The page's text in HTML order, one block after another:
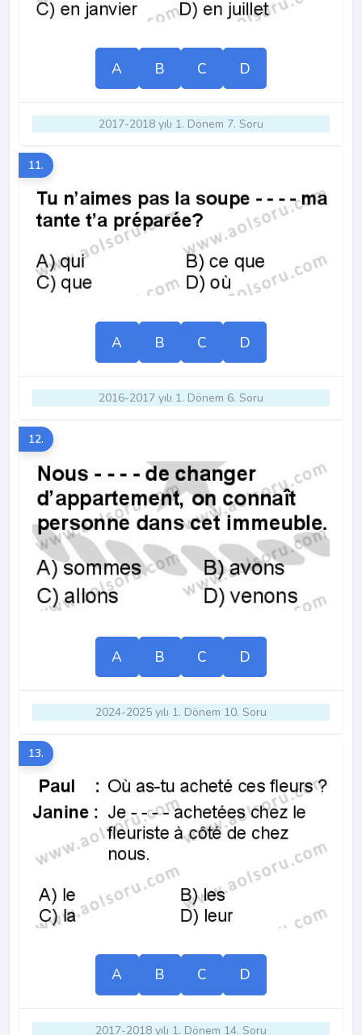
A B C D
2017-2018 yılı 1. Dönem 7. Soru
11.
A B C D
2016-2017 yılı 1. Dönem 6. Soru
12.
A B C D
2024-2025 yılı 1. Dönem 10. Soru
13.
A B C D
2017-2018 yılı 1. Dönem 14. Soru